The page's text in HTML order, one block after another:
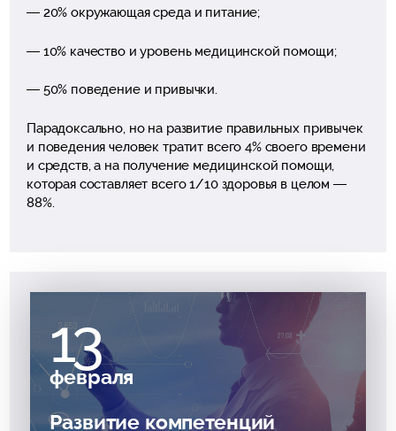
— 20% окружающая среда и питание;
— 10% качество и уровень медицинской помощи;
— 50% поведение и привычки.
Парадоксально, но на развитие правильных привычек
и поведения человек тратит всего 4% своего времени
и средств, а на получение медицинской помощи,
которая составляет всего 1/10 здоровья в целом —
88%.
13
февраля
Развитие компетенций